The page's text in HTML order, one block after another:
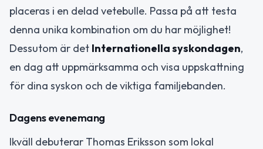
placeras i en delad vetebulle. Passa på att testa
denna unika kombination om du har möjlighet!
Dessutom är det Internationella syskondagen,
en dag att uppmärksamma och visa uppskattning
för dina syskon och de viktiga familjebanden.
Dagens evenemang
Ikväll debuterar Thomas Eriksson som lokal